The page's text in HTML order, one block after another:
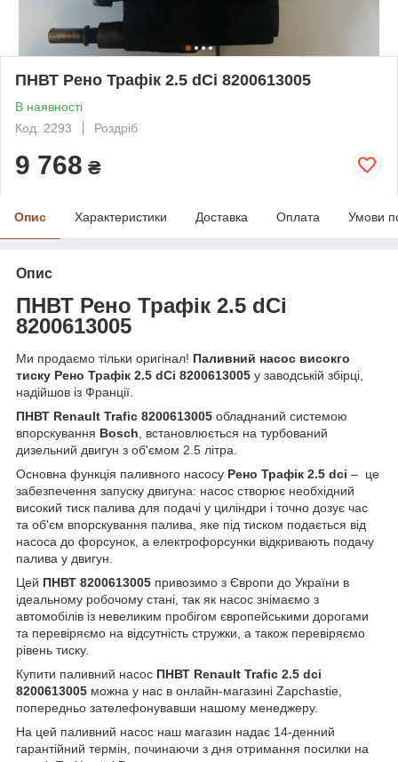
ПНВТ Рено Трафік 2.5 dCi 8200613005
В наявності
Код: 2293
Роздріб
9 768 ₴
Опис Характеристики Доставка Оплата Умови
Опис
ПНВТ Рено Трафік 2.5 dCi
8200613005
Ми продаємо тільки оригінал! Паливний насос високго
тиску Рено Трафік 2.5 dCi 8200613005 у заводській збірці,
надійшов із Франції.
ПНВТ Renault Trafic 8200613005 обладнаний системою
впорскування Bosch, встановлюється на турбований
дизельний двигун з об'ємом 2.5 літра.
Основна функція паливного насосу Рено Трафік 2.5 dci – це
забезпечення запуску двигуна: насос створює необхідний
високий тиск палива для подачі у циліндри і точно дозує час
та об'єм впорскування палива, яке під тиском подається від
насоса до форсунок, а електрофорсунки відкривають подачу
палива у двигун.
Цей ПНВТ 8200613005 привозимо з Європи до України в
ідеальному робочому стані, так як насос знімаємо з
автомобілів із невеликим пробігом європейськими дорогами
та перевіряємо на відсутність стружки, а також перевіряємо
рівень тиску.
Купити паливний насос ПНВТ Renault Trafic 2.5 dci
8200613005 можна у нас в онлайн-магазині Zapchastie,
попередньо зателефонувавши нашому менеджеру.
На цей паливний насос наш магазин надає 14-денний
гарантійний термін, починаючи з дня отримання посилки на